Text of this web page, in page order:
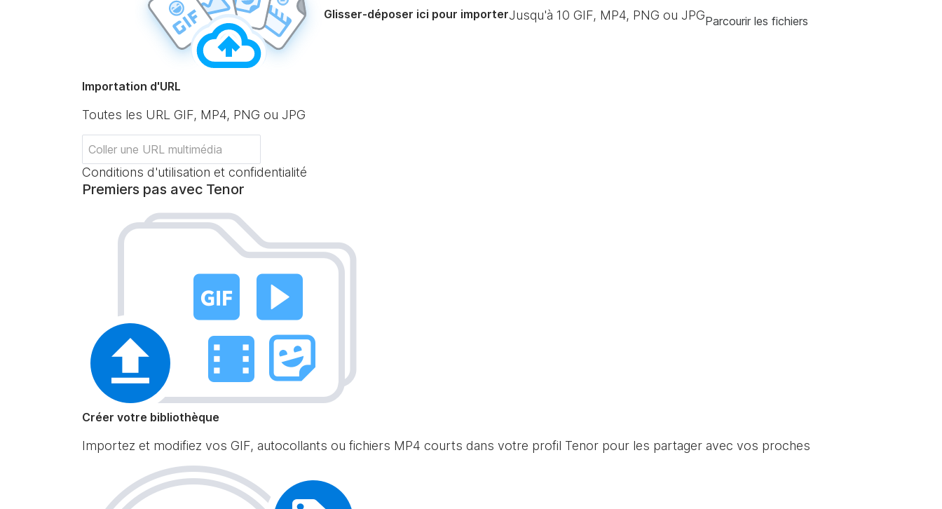
Glisser-déposer ici pour importerJusqu'à 10 GIF, MP4, PNG ou JPGParcourir les fichiers
Importation d'URL
Toutes les URL GIF, MP4, PNG ou JPG
Conditions d'utilisation et confidentialité
Premiers pas avec Tenor
Créer votre bibliothèque
Importez et modifiez vos GIF, autocollants ou fichiers MP4 courts dans votre profil Tenor pour les partager avec vos proches